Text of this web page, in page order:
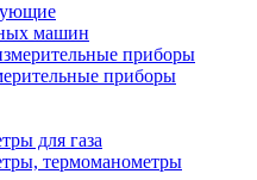
машин
приборы
для газа
термоманометры